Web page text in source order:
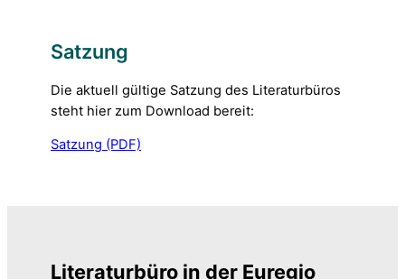
Satzung
Die aktuell gültige Satzung des Literaturbüros
steht hier zum Download bereit:
Satzung (PDF)
Literaturbüro in der Euregio